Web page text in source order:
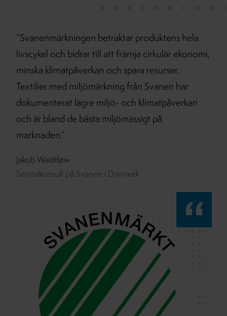
“Svanenmärkningen betraktar produktens hela
livscykel och bidrar till att främja cirkulär ekonomi,
minska klimatpåverkan och spara resurser.
Textilier med miljömärkning från Svanen har
dokumenterat lägre miljö- och klimatpåverkan
och är bland de bästa miljömässigt på
marknaden.”
Jakob Waidtløw
Seniorkonsult på Svanen i Danmark
“